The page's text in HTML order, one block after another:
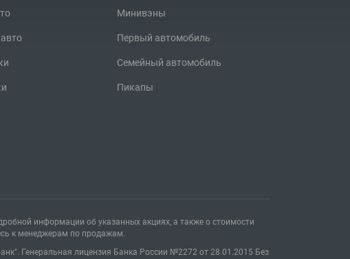
Минивэны
Первый автомобиль
Семейный автомобиль
Пикапы
информации об указанных акциях, а также о стоимости
к менеджерам по продажам.
Генеральная лицензия Банка России №2272 от 28.01.2015 Без